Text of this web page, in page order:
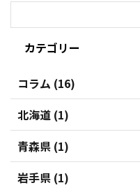
カテゴリー
コラム (16)
北海道 (1)
青森県 (1)
岩手県 (1)